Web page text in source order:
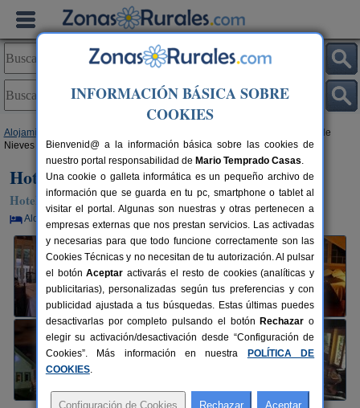
Alojamientos
> Hotel Rural El Balcón de
Nieves
Hotel Rural El Balcón de Nieves
Hotel Rural en La Zubia (Granada)
Alquiler por habitaciones 20+5 plazas 9 km de Granada
INFORMACIÓN BÁSICA SOBRE
COOKIES
Bienvenid@ a la información básica sobre las cookies de
nuestro portal responsabilidad de Mario Temprado Casas.
Una cookie o galleta informática es un pequeño archivo de
información que se guarda en tu pc, smartphone o tablet al
visitar el portal. Algunas son nuestras y otras pertenecen a
empresas externas que nos prestan servicios. Las activadas
y necesarias para que todo funcione correctamente son las
Cookies Técnicas y no necesitan de tu autorización. Al pulsar
el botónAceptar activarás el resto de cookies (analíticas y
publicitarias), personalizadas según tus preferencias y con
publicidad ajustada a tus búsquedas. Estas últimas puedes
desactivarlas por completo pulsando el botón Rechazar o
elegir su activación/desactivación desde “Configuración de
Cookies”. Más información en nuestra
POLÍTICA DE
COOKIES.